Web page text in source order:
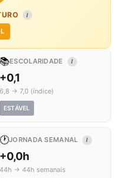
I
📚ESCOLARIDADE I
+0,1
6,8 → 7,0 (índice)
ESTÁVEL
🕐JORNADA SEMANAL I
+0,0h
44h → 44h semanais